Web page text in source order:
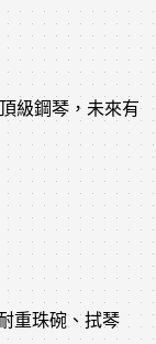
級鋼琴，未來有
重珠碗、拭琴